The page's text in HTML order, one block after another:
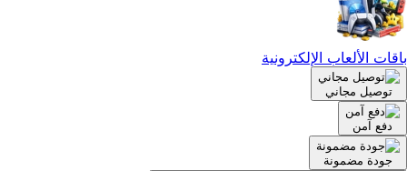
باقات الألعاب الإلكترونية
توصيل مجاني
دفع آمن
جودة مضمونة